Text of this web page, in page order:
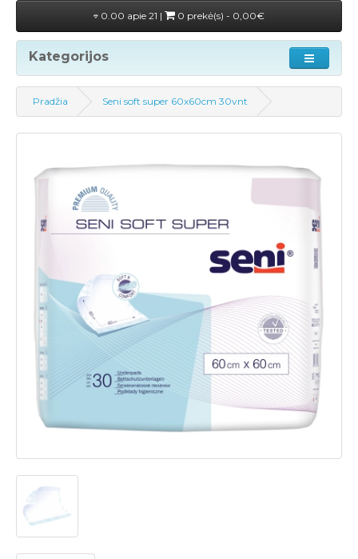
0.00 apie 21 | 0 prekė(s) - 0,00€
Kategorijos
Pradžia Seni soft super 60x60cm 30vnt